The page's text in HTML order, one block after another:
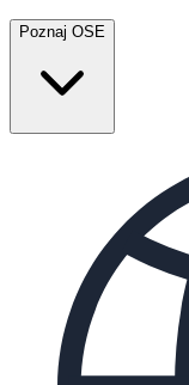
Poznaj OSE